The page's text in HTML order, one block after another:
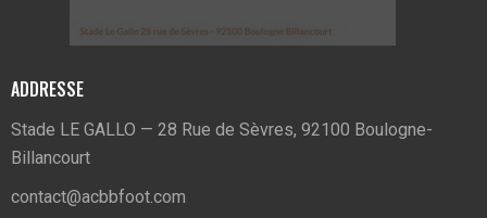
ADDRESSE
Stade LE GALLO — 28 Rue de Sèvres, 92100 Boulogne-
Billancourt
contact@acbbfoot.com